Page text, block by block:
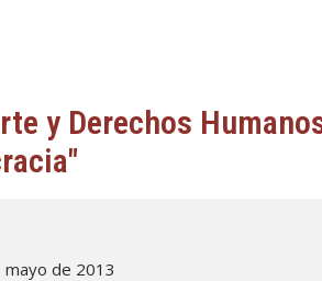
y Derechos
mayo de 2013